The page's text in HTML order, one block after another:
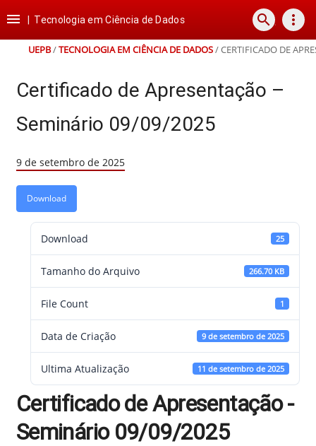
para
conteúdo
para
para
para
rodapé
 Tecnologia em Ciência de Dados search more_vert
UEPB/TECNOLOGIA EM CIÊNCIA DE DADOS/CERTIFICADO DE
Certificado de Apresentação –
Seminário 09/09/2025
9 de setembro de 2025
Download
Download 25
Tamanho do Arquivo 266.70 KB
File Count 1
Data de Criação 9 de setembro de 2025
Ultima Atualização 11 de setembro de 2025
Certificado de Apresentação -
Seminário 09/09/2025